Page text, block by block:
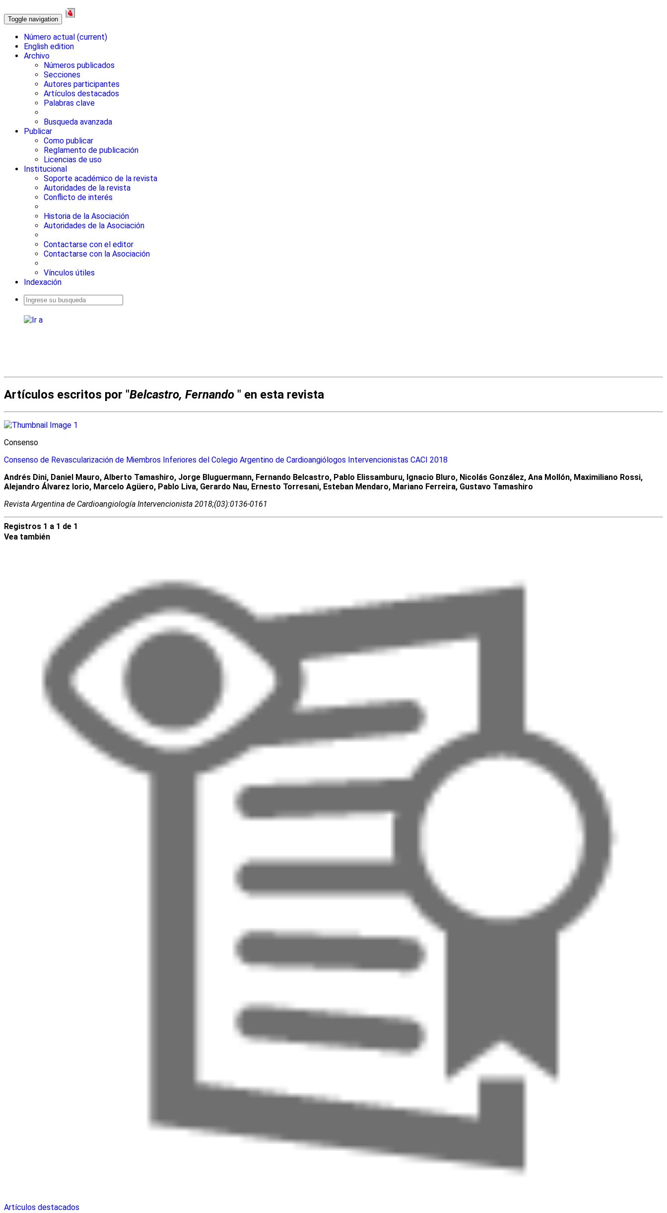
Toggle navigation
Número actual (current)
English edition
Archivo
Números publicados
Secciones
Autores participantes
Artículos destacados
Palabras clave
Busqueda avanzada
Publicar
Como publicar
Reglamento de publicación
Licencias de uso
Institucional
Soporte académico de la revista
Autoridades de la revista
Conflicto de interés
Historia de la Asociación
Autoridades de la Asociación
Contactarse con el editor
Contactarse con la Asociación
Vínculos útiles
Indexación
Artículos escritos por "Belcastro, Fernando " en esta revista
Consenso
Consenso de Revascularización de Miembros Inferiores del Colegio Argentino de Cardioangiólogos Intervencionistas CACI 2018
Andrés Dini, Daniel Mauro, Alberto Tamashiro, Jorge Bluguermann, Fernando Belcastro, Pablo Elissamburu, Ignacio Bluro, Nicolás González, Ana Mollón, Maximiliano Rossi,
Alejandro Álvarez Iorio, Marcelo Agüero, Pablo Liva, Gerardo Nau, Ernesto Torresani, Esteban Mendaro, Mariano Ferreira, Gustavo Tamashiro
Revista Argentina de Cardioangiologí­a Intervencionista 2018;(03):0136-0161
Registros 1 a 1 de 1
Vea también
Artículos destacados